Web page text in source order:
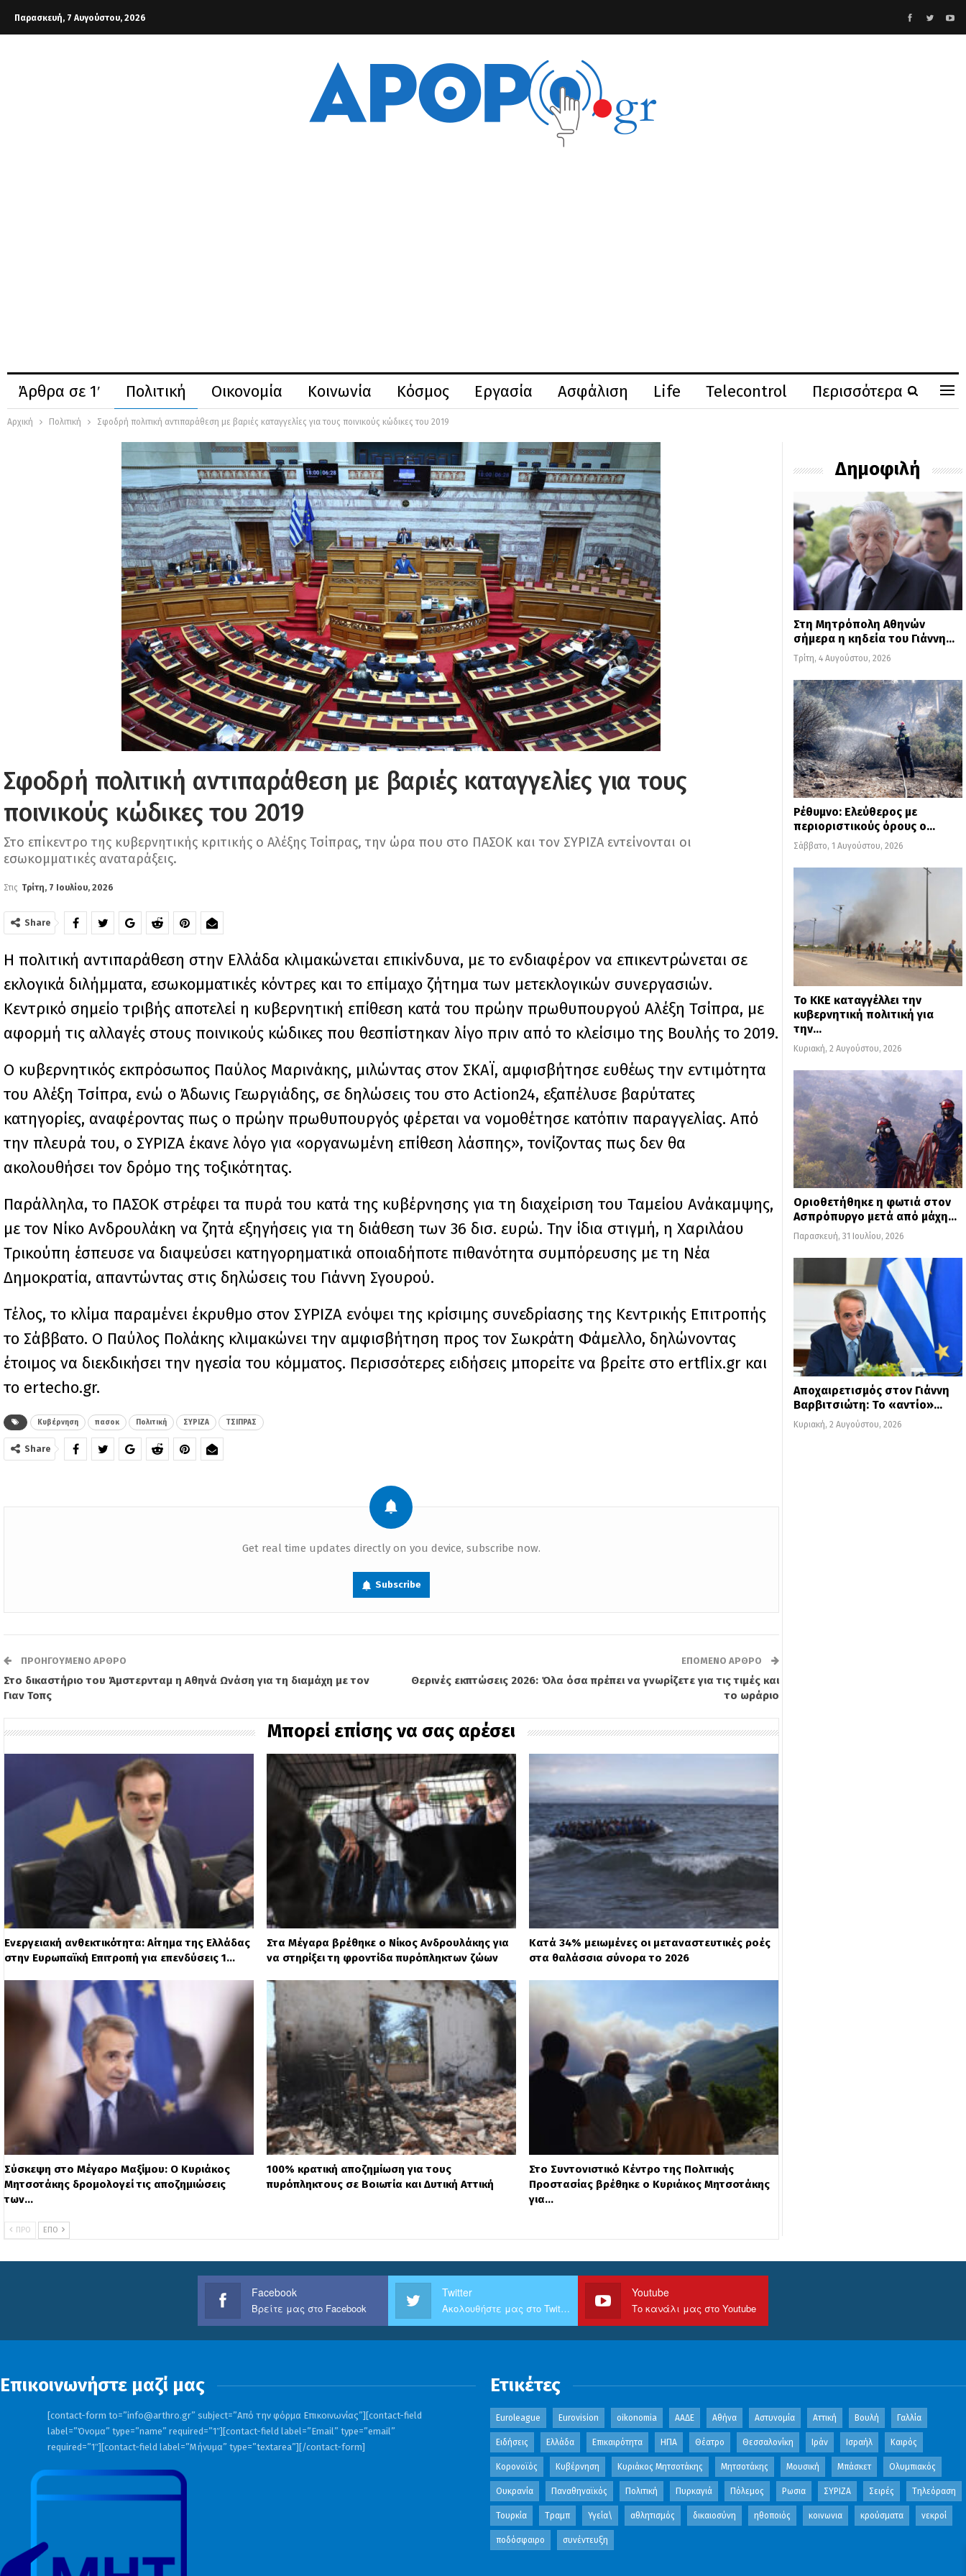
Παρασκευή, 7 Αυγούστου, 2026
Άρθρα σε 1′ Πολιτική Οικονομία Κοινωνία Κόσμος Εργασία Ασφάλιση Life Telecontrol Περισσότερα
Αρχική Πολιτική Σφοδρή πολιτική αντιπαράθεση με βαριές καταγγελίες για τους ποινικούς κώδικες του 2019
Σφοδρή πολιτική αντιπαράθεση με βαριές καταγγελίες για τους
ποινικούς κώδικες του 2019
Στο επίκεντρο της κυβερνητικής κριτικής ο Αλέξης Τσίπρας, την ώρα που στο ΠΑΣΟΚ και τον ΣΥΡΙΖΑ εντείνονται οι
εσωκομματικές αναταράξεις.
Στις Τρίτη, 7 Ιουλίου, 2026
Share
Η πολιτική αντιπαράθεση στην Ελλάδα κλιμακώνεται επικίνδυνα, με το ενδιαφέρον να επικεντρώνεται σε
εκλογικά διλήμματα, εσωκομματικές κόντρες και το επίμαχο ζήτημα των μετεκλογικών συνεργασιών.
Κεντρικό σημείο τριβής αποτελεί η κυβερνητική επίθεση κατά του πρώην πρωθυπουργού Αλέξη Τσίπρα, με
αφορμή τις αλλαγές στους ποινικούς κώδικες που θεσπίστηκαν λίγο πριν από το κλείσιμο της Βουλής το 2019.
Ο κυβερνητικός εκπρόσωπος Παύλος Μαρινάκης, μιλώντας στον ΣΚΑΪ, αμφισβήτησε ευθέως την εντιμότητα
του Αλέξη Τσίπρα, ενώ ο Άδωνις Γεωργιάδης, σε δηλώσεις του στο Action24, εξαπέλυσε βαρύτατες
κατηγορίες, αναφέροντας πως ο πρώην πρωθυπουργός φέρεται να νομοθέτησε κατόπιν παραγγελίας. Από
την πλευρά του, ο ΣΥΡΙΖΑ έκανε λόγο για «οργανωμένη επίθεση λάσπης», τονίζοντας πως δεν θα
ακολουθήσει τον δρόμο της τοξικότητας.
Παράλληλα, το ΠΑΣΟΚ στρέφει τα πυρά του κατά της κυβέρνησης για τη διαχείριση του Ταμείου Ανάκαμψης,
με τον Νίκο Ανδρουλάκη να ζητά εξηγήσεις για τη διάθεση των 36 δισ. ευρώ. Την ίδια στιγμή, η Χαριλάου
Τρικούπη έσπευσε να διαψεύσει κατηγορηματικά οποιαδήποτε πιθανότητα συμπόρευσης με τη Νέα
Δημοκρατία, απαντώντας στις δηλώσεις του Γιάννη Σγουρού.
Τέλος, το κλίμα παραμένει έκρυθμο στον ΣΥΡΙΖΑ ενόψει της κρίσιμης συνεδρίασης της Κεντρικής Επιτροπής
το Σάββατο. Ο Παύλος Πολάκης κλιμακώνει την αμφισβήτηση προς τον Σωκράτη Φάμελλο, δηλώνοντας
έτοιμος να διεκδικήσει την ηγεσία του κόμματος. Περισσότερες ειδήσεις μπορείτε να βρείτε στο ertflix.gr και
το ertecho.gr.
Κυβέρνηση πασοκ Πολιτική ΣΥΡΙΖΑ ΤΣΙΠΡΑΣ
Share
Get real time updates directly on you device, subscribe now.
Subscribe
ΠΡΟΗΓΟΎΜΕΝΟ ΆΡΘΡΟ
Στο δικαστήριο του Άμστερνταμ η Αθηνά Ωνάση για τη διαμάχη με τον
Γιαν Τοπς
ΕΠΌΜΕΝΟ ΆΡΘΡΟ
Θερινές εκπτώσεις 2026: Όλα όσα πρέπει να γνωρίζετε για τις τιμές και
το ωράριο
Μπορεί επίσης να σας αρέσει
Ενεργειακή ανθεκτικότητα: Αίτημα της Ελλάδας
στην Ευρωπαϊκή Επιτροπή για επενδύσεις 1…
Στα Μέγαρα βρέθηκε ο Νίκος Ανδρουλάκης για
να στηρίξει τη φροντίδα πυρόπληκτων ζώων
Κατά 34% μειωμένες οι μεταναστευτικές ροές
στα θαλάσσια σύνορα το 2026
Σύσκεψη στο Μέγαρο Μαξίμου: Ο Κυριάκος
Μητσοτάκης δρομολογεί τις αποζημιώσεις
των…
100% κρατική αποζημίωση για τους
πυρόπληκτους σε Βοιωτία και Δυτική Αττική
Στο Συντονιστικό Κέντρο της Πολιτικής
Προστασίας βρέθηκε ο Κυριάκος Μητσοτάκης
για…
ΠΡΟ ΕΠΌ
Δημοφιλή
Στη Μητρόπολη Αθηνών
σήμερα η κηδεία του Γιάννη…
Τρίτη, 4 Αυγούστου, 2026
Ρέθυμνο: Ελεύθερος με
περιοριστικούς όρους ο…
Σάββατο, 1 Αυγούστου, 2026
Το ΚΚΕ καταγγέλλει την
κυβερνητική πολιτική για
την…
Κυριακή, 2 Αυγούστου, 2026
Οριοθετήθηκε η φωτιά στον
Ασπρόπυργο μετά από μάχη…
Παρασκευή, 31 Ιουλίου, 2026
Αποχαιρετισμός στον Γιάννη
Βαρβιτσιώτη: Το «αντίο»…
Κυριακή, 2 Αυγούστου, 2026
Facebook
Βρείτε μας στο Facebook
Twitter
Ακολουθήστε μας στο Twitter
Youtube
Το κανάλι μας στο Youtube
Επικοινωνήστε μαζί μας
[contact-form to=”info@arthro.gr” subject=”Από την φόρμα Επικοινωνίας”][contact-field
label=”Όνομα” type=”name” required=”1″][contact-field label=”Email” type=”email”
required=”1″][contact-field label=”Μήνυμα” type=”textarea”][/contact-form]
Ετικέτες
Euroleague Eurovision oikonomia ΑΑΔΕ Αθήνα Αστυνομία Αττική Βουλή Γαλλία
Ειδήσεις Ελλάδα Επικαιρότητα ΗΠΑ Θέατρο Θεσσαλονίκη Ιράν Ισραήλ Καιρός
Κορονοϊός Κυβέρνηση Κυριάκος Μητσοτάκης Μητσοτάκης Μουσική Μπάσκετ Ολυμπιακός
Ουκρανία Παναθηναϊκός Πολιτική Πυρκαγιά Πόλεμος Ρωσια ΣΥΡΙΖΑ Σειρές Τηλεόραση
Τουρκία Τραμπ Υγεία\ αθλητισμός δικαιοσύνη ηθοποιός κοινωνια κρούσματα νεκροί
ποδόσφαιρο συνέντευξη